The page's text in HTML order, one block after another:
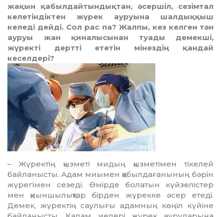
жақын қабылдайтындықтан, әсер­шіл, сезімтал
келетіндіктен жүрек ауруына шал­дық­қыш
келеді дейді. Сол рас па? Жал­пы, кез келген тән
ауруы жан қиналысынан туа­­ды демекші,
жүректі дертті ететін мінез­дің қандай
кеселдері?
– Жүректің қызметі мидың қызметімен тікелей
байланысты. Адам миымен қабыл­дағанының бәрін
жүрегімен сезеді. Өмірде болатын күйзелістер
мен қиыншылықтар бірден жүрекке әсер етеді.
Демек, жүректің саулығы адамның көңіл күйіне